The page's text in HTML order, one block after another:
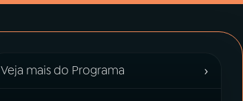
Veja mais do Programa ›